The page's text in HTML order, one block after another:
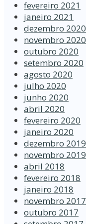
fevereiro 2021
janeiro 2021
dezembro 2020
novembro 2020
outubro 2020
setembro 2020
agosto 2020
julho 2020
junho 2020
abril 2020
fevereiro 2020
janeiro 2020
dezembro 2019
novembro 2019
abril 2018
fevereiro 2018
janeiro 2018
novembro 2017
outubro 2017